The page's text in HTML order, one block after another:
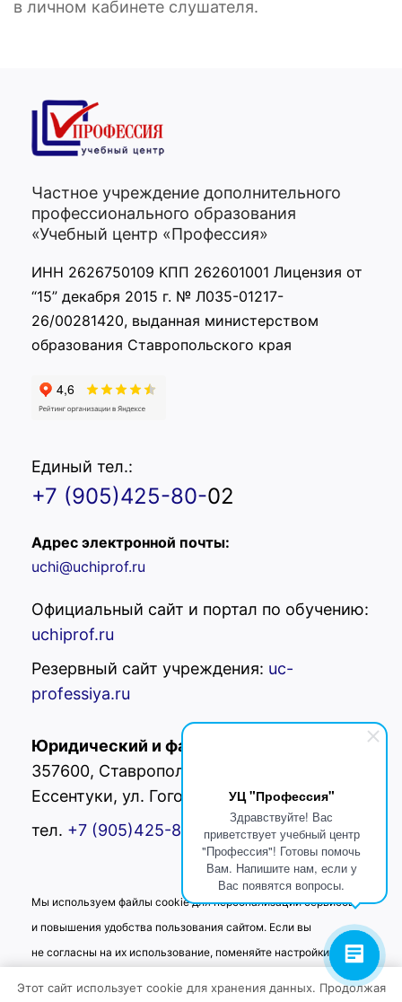
УЦ "Профессия"
Здравствуйте! Вас
приветствует учебный центр
"Профессия"! Готовы помочь
Вам. Напишите нам, если у
Вас появятся вопросы.
в личном кабинете слушателя.
Частное учреждение дополнительного
профессионального образования
«Учебный центр «Профессия»
ИНН 2626750109 КПП 262601001 Лицензия от
“15” декабря 2015 г. № Л035-01217-
26/00281420, выданная министерством
образования Ставропольского края
Единый тел.:
+7 (905)425-80-02
Адрес электронной почты:
uchi@uchiprof.ru
Официальный сайт и портал по обучению:
uchiprof.ru
Резервный сайт учреждения: uc-
professiya.ru
Юридический и фактический адрес:
357600, Ставропольский край, г.
Ессентуки, ул. Гоголя 42
тел. +7 (905)425-80- 02
Мы используем файлы cookie для персонализации сервисов
и повышения удобства пользования сайтом. Если вы
не согласны на их использование, поменяйте настройки
Этот сайт использует cookie для хранения данных. Продолжая